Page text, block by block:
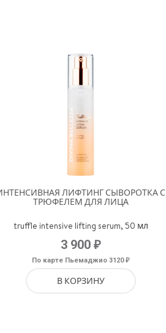
ЛИФТИНГ СЫВОРОТКА С
ТРЮФЕЛЕМ ДЛЯ ЛИЦА
truffle intensive lifting serum, 50 мл
3 900 ₽
По карте Пьемаджио 3120₽
В КОРЗИНУ